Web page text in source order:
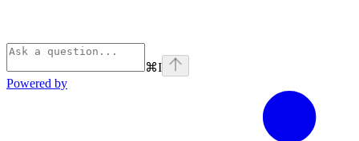
⌘I
Powered by